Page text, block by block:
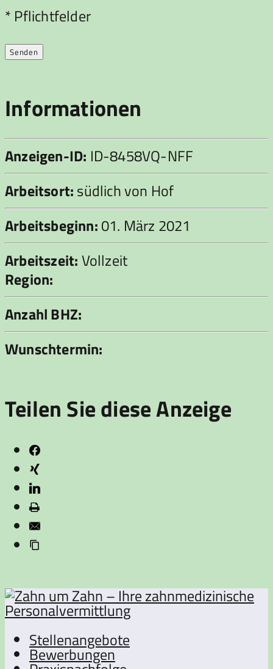
Bitte lasse dieses Feld leer.
* Pflichtfelder
Informationen
Anzeigen-ID: ID-8458VQ-NFF
Arbeitsort:südlich von Hof
Arbeitsbeginn:01. März 2021
Arbeitszeit:Vollzeit
Region:
Anzahl BHZ:
Wunschtermin:
Teilen Sie diese Anzeige
Stellenangebote
Bewerbungen